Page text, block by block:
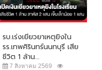
รบ.เร่งเยียวยาเหตุยิงใน
รร.เทพศิรินทร์นนทบุรี เสีย
ชีวิต 1 ล้าน...
7 สิงหาคม 2569